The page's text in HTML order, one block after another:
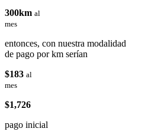
300km al
mes
entonces, con nuestra modalidad
de pago por km serían
$183 al
mes
$1,726
pago inicial